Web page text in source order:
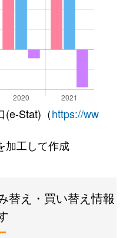
(e-Stat)（https://ww
加工して作成
替え・買い替え情報